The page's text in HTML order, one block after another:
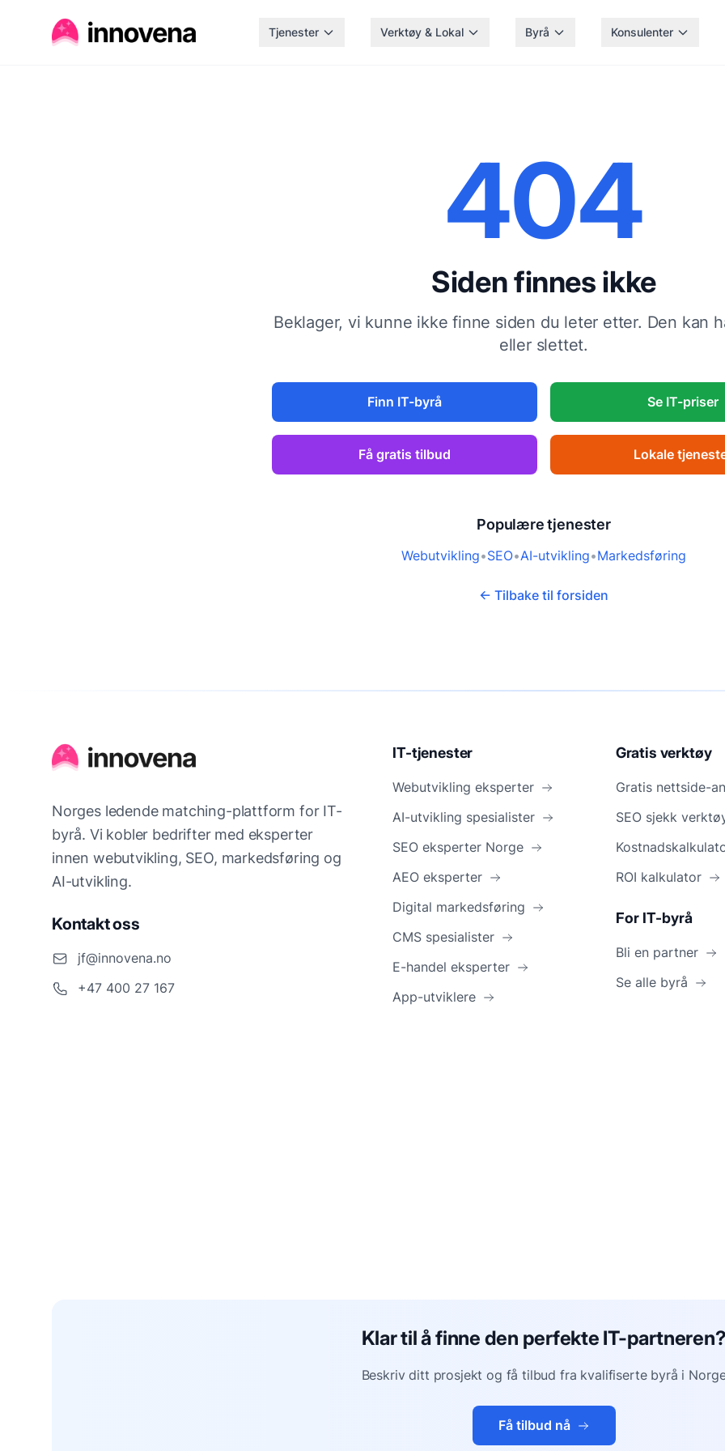
Tjenester Verktøy & Lokal Byrå Konsulenter
404
Siden finnes ikke
Beklager, vi kunne ikke finne siden du leter etter. Den kan
eller slettet.
Finn IT-byrå Se IT-priser
Få gratis tilbud Lokale
Populære tjenester
Webutvikling•SEO•AI-utvikling•Markedsføring
← Tilbake til forsiden
Norges ledende matching-plattform for IT-
byrå. Vi kobler bedrifter med eksperter
innen webutvikling, SEO, markedsføring og
AI-utvikling.
Kontakt oss
jf@innovena.no
+47 400 27 167
IT-tjenester
Webutvikling eksperter
AI-utvikling spesialister
SEO eksperter Norge
AEO eksperter
Digital markedsføring
CMS spesialister
E-handel eksperter
App-utviklere
Gratis verktøy
Gratis nettside-
SEO sjekk
ROI kalkulator
For IT-byrå
Bli en partner
Se alle byrå
Klar til å finne den perfekte IT-
Beskriv ditt prosjekt og få tilbud fra kvalifiserte byrå i
Få tilbud nå